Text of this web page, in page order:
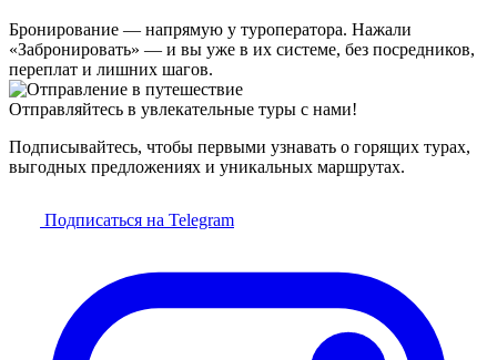
Бронирование — напрямую у туроператора. Нажали
«Забронировать» — и вы уже в их системе, без посредников,
переплат и лишних шагов.
Отправляйтесь в увлекательные туры с нами!
Подписывайтесь, чтобы первыми узнавать о горящих турах,
выгодных предложениях и уникальных маршрутах.
Подписаться на Telegram